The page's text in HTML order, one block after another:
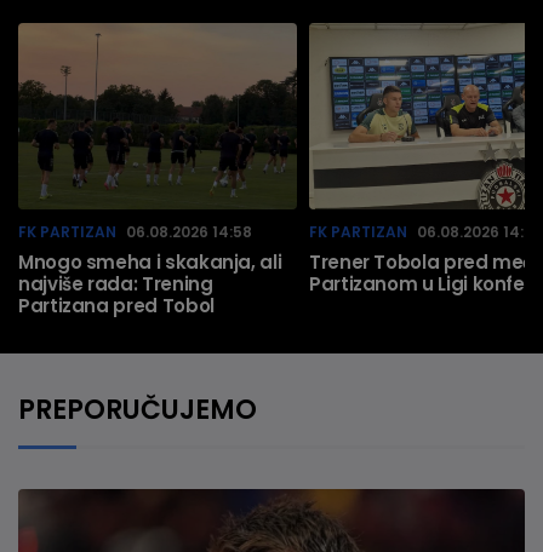
FK PARTIZAN 06.08.2026 14:58
Mnogo smeha i skakanja, ali
najviše rada: Trening
Partizana pred Tobol
FK PARTIZAN 06.08.2026 14:57
Trener Tobola pred meč
Partizanom u Ligi
PREPORUČUJEMO